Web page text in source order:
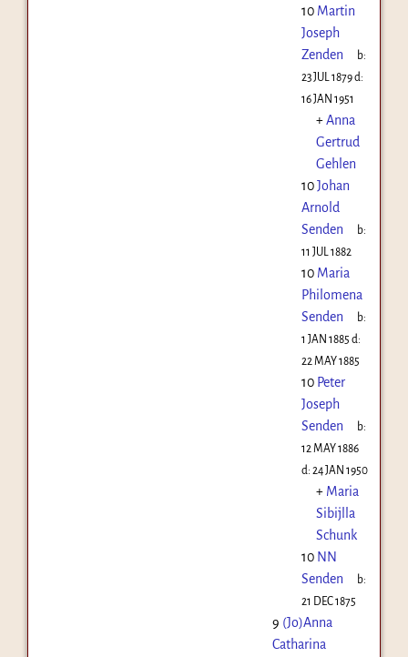
10 Martin
Joseph
Zenden
b:
23 JUL 1879d:
16 JAN 1951
+Anna
Gertrud
Gehlen
10Johan
Arnold
Senden
b:
11 JUL 1882
10 Maria
Philomena
Senden
b:
1 JAN 1885 d:
22 MAY 1885
10 Peter
Joseph
Senden
b:
12 MAY 1886
d: 24 JAN 1950
+ Maria
Sibijlla
Schunk
10 NN
Senden
b:
21 DEC 1875
9 (Jo)Anna
Catharina